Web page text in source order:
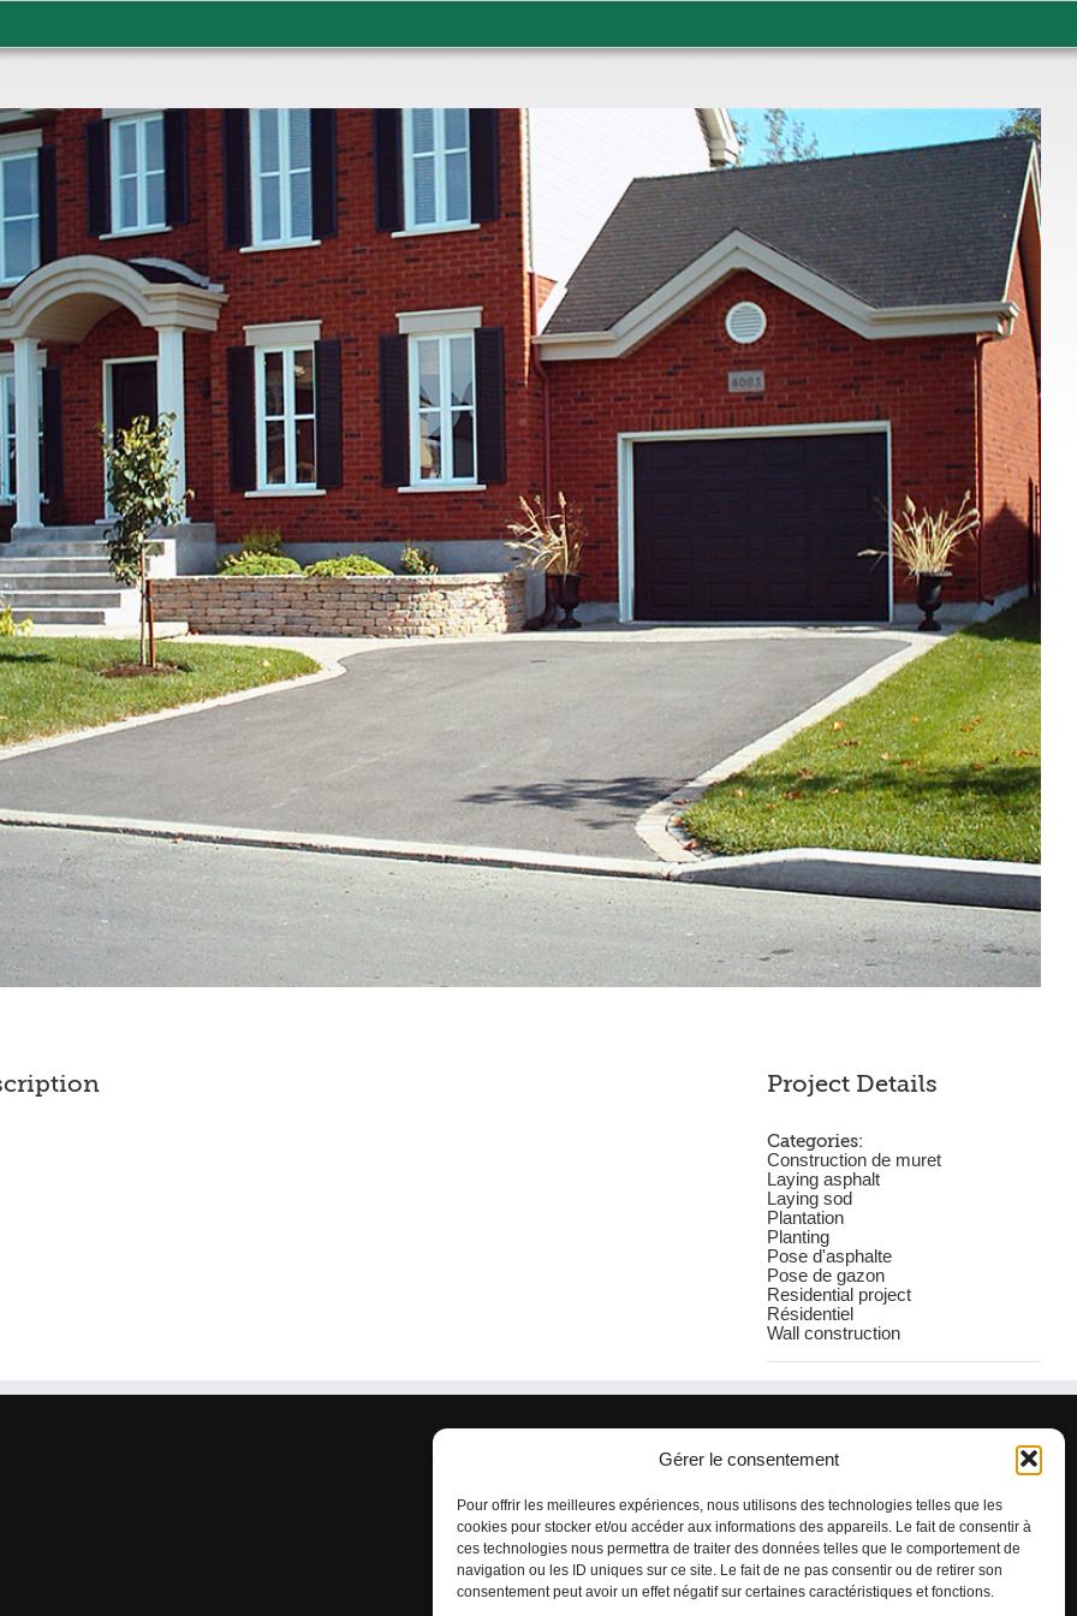
Gérer le consentement
Pour offrir les meilleures expériences, nous utilisons des technologies telles que les
cookies pour stocker et/ou accéder aux informations des appareils. Le fait de consentir à
ces technologies nous permettra de traiter des données telles que le comportement de
navigation ou les ID uniques sur ce site. Le fait de ne pas consentir ou de retirer son
consentement peut avoir un effet négatif sur certaines caractéristiques et fonctions.
Project Details
Categories:
Construction de muret
Laying asphalt
Laying sod
Plantation
Planting
Pose d'asphalte
Pose de gazon
Residential project
Résidentiel
Wall construction
Politique de cookies